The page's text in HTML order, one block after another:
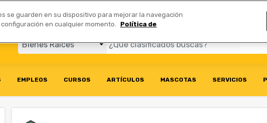
Socios Comerciales
EMPLEOS CURSOS ARTÍCULOS MASCOTAS SERVICIOS
se guarden en su dispositivo para mejorar la navegación
en cualquier momento.
Política de